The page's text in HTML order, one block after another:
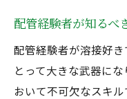
配管経験者が知るべ
配管経験者が溶接好
とって大きな武器に
おいて不可欠なスキ